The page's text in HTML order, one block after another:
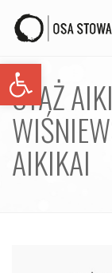
Open toolbar
STAŻ
AIKIKAI